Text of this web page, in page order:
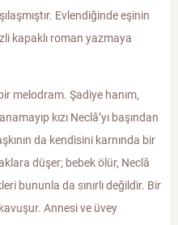
Evlendiğinde eşinin
kapaklı roman yazmaya
melodram. Şadiye hanım,
kızı Neclâ’yı başından
da kendisini karnında bir
düşer; bebek ölür, Neclâ
bununla da sınırlı değildir. Bir
Annesi ve üvey